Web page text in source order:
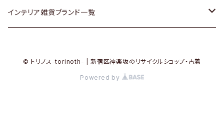
Designers / デザイナーズ
Vintage / ヴィンテージ
その他キッチン雑貨
arflex / アルフレックス
BALLY / バリー
ARABIA / アラビア
インテリア雑貨ブランド一覧
© トリノス-torinoth- | 新宿区神楽坂のリサイクルショップ・古着
Powered by